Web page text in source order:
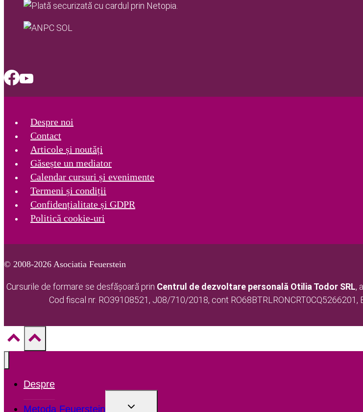
Despre noi
Contact
Articole și noutăți
Găsește un mediator
Calendar cursuri și evenimente
Termeni și condiții
Confidențialitate și GDPR
Politică cookie-uri
© 2008-2026 Asociatia Feuerstein
Cursurile de formare se desfășoară prin Centrul de dezvoltare personală Otilia Todor SRL,
Cod fiscal nr. RO39108521, J08/710/2018, cont
Despre
Metoda Feuerstein
TOGGLE